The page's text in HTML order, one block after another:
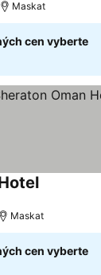
Maskat
cen vyberte
Ukázat
Maskat
cen vyberte